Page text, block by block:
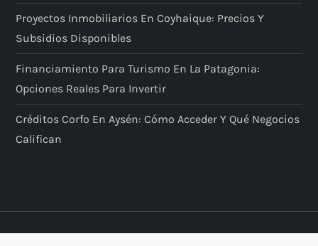
Proyectos Inmobiliarios En Coyhaique: Precios Y
Subsidios Disponibles
Financiamiento Para Turismo En La Patagonia:
Opciones Reales Para Invertir
Créditos Corfo En Aysén: Cómo Acceder Y Qué Negocios
Califican